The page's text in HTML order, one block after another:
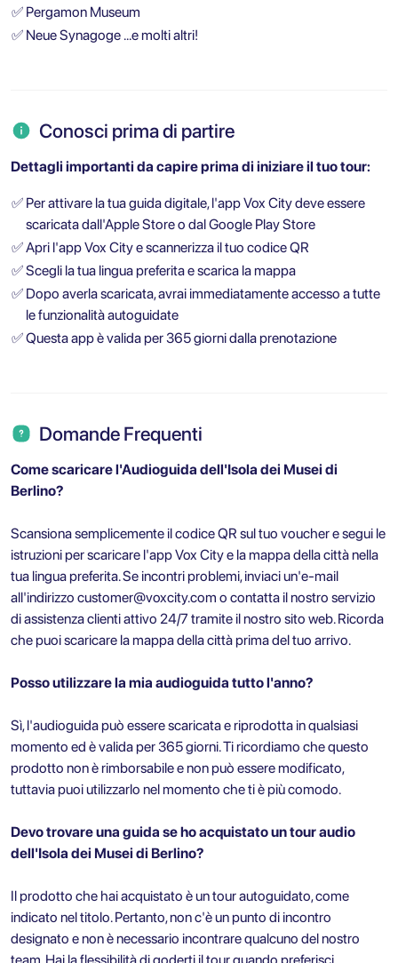
✅ Pergamon Museum
✅ Neue Synagoge ...e molti altri!
Conosci prima di partire
Dettagli importanti da capire prima di iniziare il tuo tour:
✅ Per attivare la tua guida digitale, l'app Vox City deve essere
scaricata dall'Apple Store o dal Google Play Store
✅Apri l'app Vox City e scannerizza il tuo codice QR
✅Scegli la tua lingua preferita e scarica la mappa
✅ Dopo averla scaricata, avrai immediatamente accesso a tutte
le funzionalità autoguidate
✅Questa app è valida per 365 giorni dalla prenotazione
Domande Frequenti
Come scaricare l'Audioguida dell'Isola dei Musei di
Berlino?
Scansiona semplicemente il codice QR sul tuo voucher e segui le
istruzioni per scaricare l'app Vox City e la mappa della città nella
tua lingua preferita. Se incontri problemi, inviaci un'e-mail
all'indirizzo customer@voxcity.com o contatta il nostro servizio
di assistenza clienti attivo 24/7 tramite il nostro sito web. Ricorda
che puoi scaricare la mappa della città prima del tuo arrivo.
Posso utilizzare la mia audioguida tutto l'anno?
Sì, l'audioguida può essere scaricata e riprodotta in qualsiasi
momento ed è valida per 365 giorni. Ti ricordiamo che questo
prodotto non è rimborsabile e non può essere modificato,
tuttavia puoi utilizzarlo nel momento che ti è più comodo.
Devo trovare una guida se ho acquistato un tour audio
dell'Isola dei Musei di Berlino?
Il prodotto che hai acquistato è un tour autoguidato, come
indicato nel titolo. Pertanto, non c'è un punto di incontro
designato e non è necessario incontrare qualcuno del nostro